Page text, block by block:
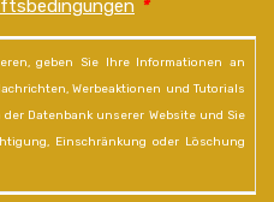
*
geben Sie Ihre Informationen an
Werbeaktionen und Tutorials
Datenbank unserer Website und Sie
Einschränkung oder Löschung